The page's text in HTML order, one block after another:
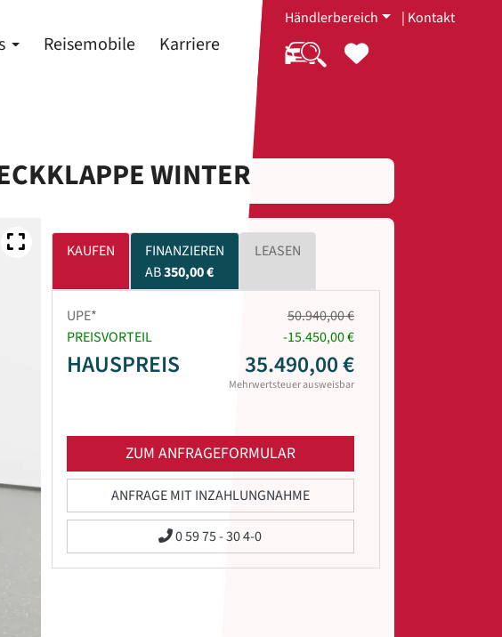
Reisemobile Karriere
Händlerbereich | Kontakt
WINTER
KAUFEN
FINANZIEREN
AB350,00 €
LEASEN
UPE*
50.940,00 €
PREISVORTEIL
-15.450,00 €
HAUSPREIS 35.490,00 €
Mehrwertsteuer ausweisbar
ZUM ANFRAGEFORMULAR
ANFRAGE MIT INZAHLUNGNAHME
0 59 75 - 30 4-0